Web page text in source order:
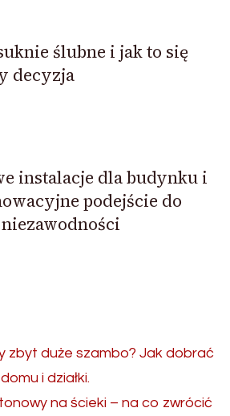
ślubne i jak to się
decyzja
instalacje dla budynku i
podejście do
zbyt duże szambo? Jak dobrać
i działki.
na ścieki – na co zwrócić